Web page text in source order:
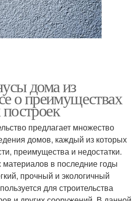
дома из
о преимуществах
предлагает множество
домов, каждый из которых
преимущества и недостатки.
в последние годы
прочный и экологичный
для строительства